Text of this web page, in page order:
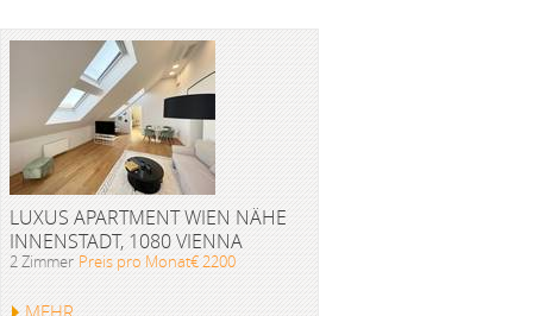
LUXUS APARTMENT WIEN NÄHE
INNENSTADT, 1080 VIENNA
2 Zimmer Preis pro Monat€ 2200
MEHR